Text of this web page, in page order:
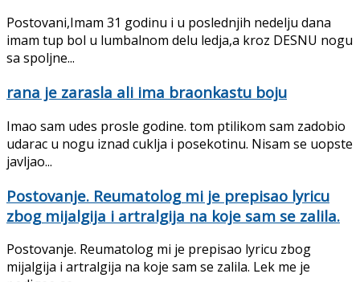
Postovani,Imam 31 godinu i u poslednjih nedelju dana
imam tup bol u lumbalnom delu ledja,a kroz DESNU nogu
sa spoljne...
rana je zarasla ali ima braonkastu boju
Imao sam udes prosle godine. tom ptilikom sam zadobio
udarac u nogu iznad cuklja i posekotinu. Nisam se uopste
javljao...
Postovanje. Reumatolog mi je prepisao lyricu
zbog mijalgija i artralgija na koje sam se zalila.
Postovanje. Reumatolog mi je prepisao lyricu zbog
mijalgija i artralgija na koje sam se zalila. Lek me je